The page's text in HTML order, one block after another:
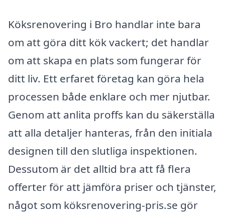
Köksrenovering i Bro handlar inte bara
om att göra ditt kök vackert; det handlar
om att skapa en plats som fungerar för
ditt liv. Ett erfaret företag kan göra hela
processen både enklare och mer njutbar.
Genom att anlita proffs kan du säkerställa
att alla detaljer hanteras, från den initiala
designen till den slutliga inspektionen.
Dessutom är det alltid bra att få flera
offerter för att jämföra priser och tjänster,
något som köksrenovering-pris.se gör